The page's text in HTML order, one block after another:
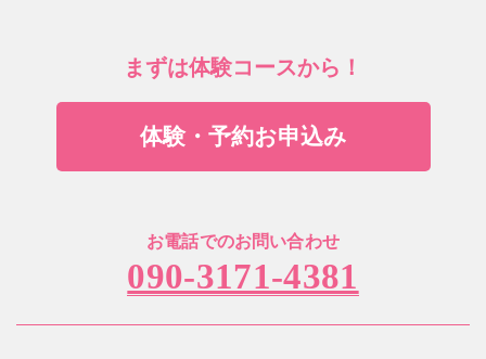
まずは体験コースから！
体験・予約お申込み
お電話でのお問い合わせ
090-3171-4381